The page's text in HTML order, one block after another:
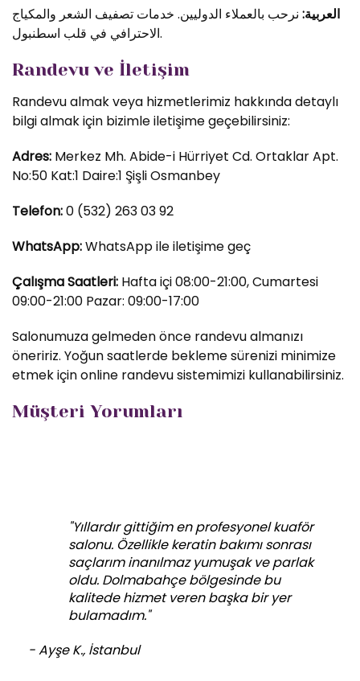
العربية: نرحب بالعملاء الدوليين. خدمات تصفيف الشعر والمكياج
الاحترافي في قلب اسطنبول.
Randevu ve İletişim
Randevu almak veya hizmetlerimiz hakkında detaylı
bilgi almak için bizimle iletişime geçebilirsiniz:
Adres: Merkez Mh. Abide-i Hürriyet Cd. Ortaklar Apt.
No:50 Kat:1 Daire:1 Şişli Osmanbey
Telefon:0 (532) 263 03 92
WhatsApp:WhatsApp ile iletişime geç
Çalışma Saatleri: Hafta içi 08:00-21:00, Cumartesi
09:00-21:00 Pazar: 09:00-17:00
Salonumuza gelmeden önce randevu almanızı
öneririz. Yoğun saatlerde bekleme sürenizi minimize
etmek için online randevu sistemimizi kullanabilirsiniz.
Müşteri Yorumları
"Yıllardır gittiğim en profesyonel kuaför
salonu. Özellikle keratin bakımı sonrası
saçlarım inanılmaz yumuşak ve parlak
oldu. Dolmabahçe bölgesinde bu
kalitede hizmet veren başka bir yer
bulamadım."
- Ayşe K., İstanbul